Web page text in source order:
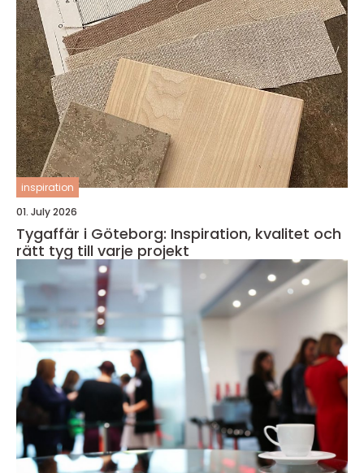
inspiration
01. July 2026
Tygaffär i Göteborg: Inspiration, kvalitet och
rätt tyg till varje projekt